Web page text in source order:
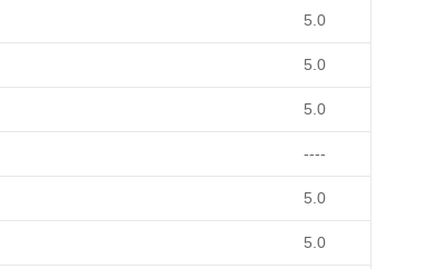
5.0
5.0
5.0
----
5.0
5.0